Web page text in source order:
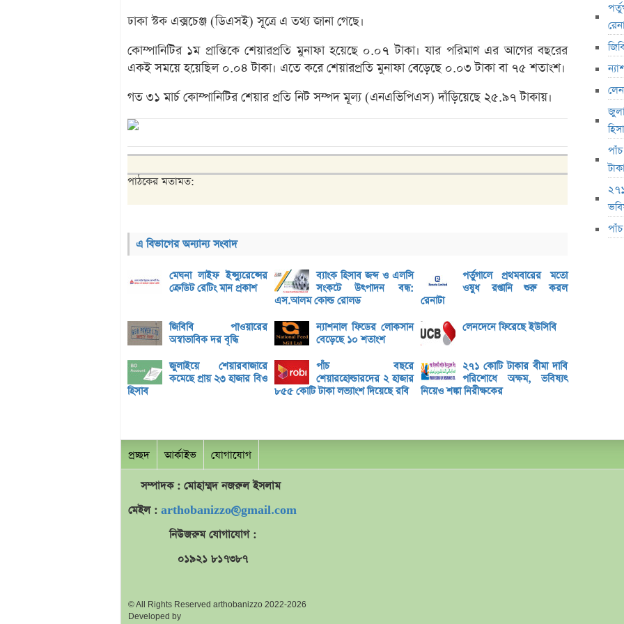
ঢাকা স্টক এক্সচেঞ্জ (ডিএসই) সূত্রে এ তথ্য জানা গেছে।
কোম্পানিটির ১ম প্রান্তিকে শেয়ারপ্রতি মুনাফা হয়েছে ০.০৭ টাকা। যার পরিমাণ এর আগের বছরের
একই সময়ে হয়েছিল ০.০৪ টাকা। এতে করে শেয়ারপ্রতি মুনাফা বেড়েছে ০.০৩ টাকা বা ৭৫ শতাংশ।
গত ৩১ মার্চ কোম্পানিটির শেয়ার প্রতি নিট সম্পদ মূল্য (এনএভিপিএস) দাঁড়িয়েছে ২৫.৯৭ টাকায়।
পাঠকের মতামত:
এ বিভাগের অন্যান্য সংবাদ
মেঘনা লাইফ ইন্স্যুরেন্সের
ক্রেডিট রেটিং মান প্রকাশ
ব্যাংক হিসাব জব্দ ও এলসি
সংকটে উৎপাদন বন্ধ:
এস.আলম কোল্ড রোলড
পর্তুগালে প্রথমবারের মতো
ওষুধ রপ্তানি শুরু করল
রেনাটা
জিবিবি পাওয়ারের
অস্বাভাবিক দর বৃদ্ধি
ন্যাশনাল ফিডের লোকসান
বেড়েছে ১০ শতাংশ
লেনদেনে ফিরেছে ইউসিবি
জুলাইয়ে শেয়ারবাজারে
কমেছে প্রায় ২৩ হাজার বিও
হিসাব
পাঁচ বছরে
শেয়ারহোল্ডারদের ২ হাজার
৮৫৫ কোটি টাকা লভ্যাংশ দিয়েছে রবি
২৭১ কোটি টাকার বীমা দাবি
পরিশোধে অক্ষম, ভবিষ্যৎ
নিয়েও শঙ্কা নিরীক্ষকের
১৪
৩২%
ব্লক
বে-
প্রচ্ছদ আর্কাইভ যোগাযোগ
সম্পাদক : মোহাম্মদনজরুলইসলাম
মেইল : arthobanizzo@gmail.com
নিউজরুম যোগাযোগ :
০১৯২১ ৮১৭৩৮৭
© All Rights Reserved arthobanizzo 2022-2026
Developed by